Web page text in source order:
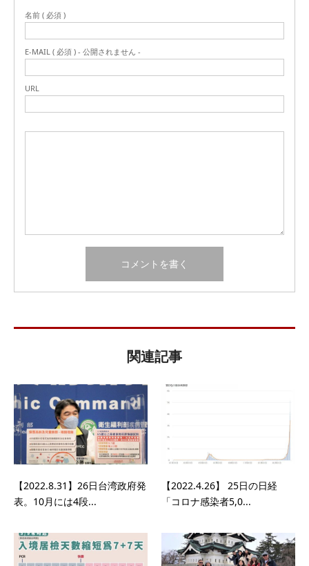
名前 ( 必須 )
E-MAIL ( 必須 ) - 公開されません -
URL
関連記事
【2022.8.31】26日台湾政府発
表。10月には4段...
【2022.4.26】 25日の日経
「コロナ感染者5,0...